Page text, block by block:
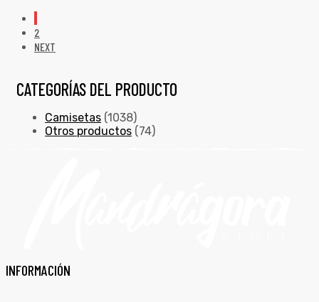
2
NEXT
CATEGORÍAS DEL PRODUCTO
Camisetas (1038)
Otros productos (74)
INFORMACIÓN